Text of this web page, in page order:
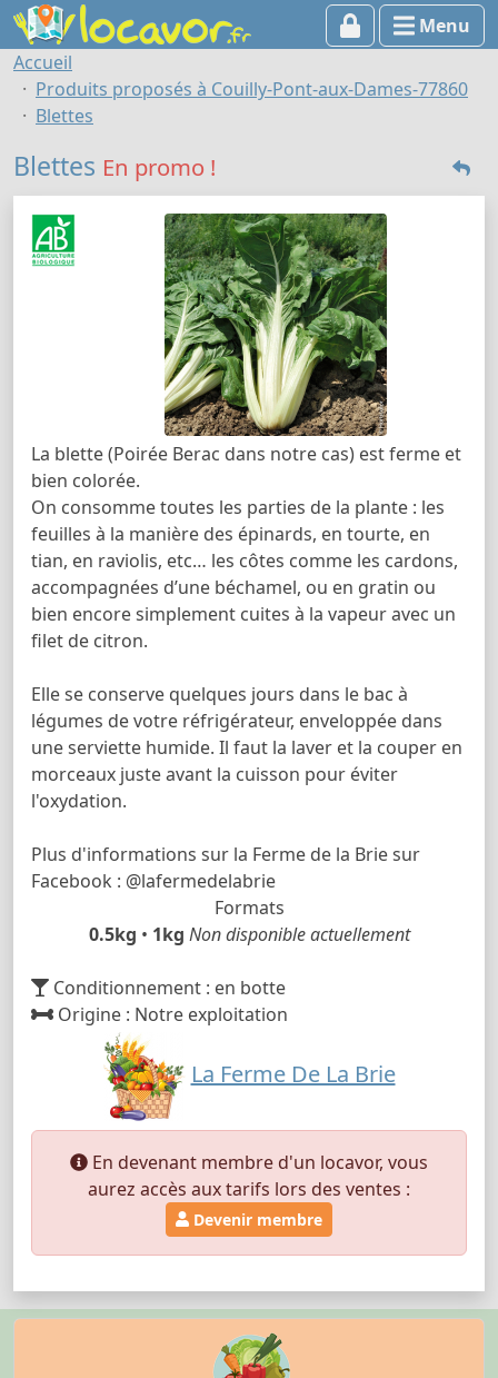
Menu
Accueil
Produits proposés à Couilly-Pont-aux-Dames-77860
Blettes
Blettes En promo !
La blette (Poirée Berac dans notre cas) est ferme et
bien colorée.
On consomme toutes les parties de la plante : les
feuilles à la manière des épinards, en tourte, en
tian, en raviolis, etc… les côtes comme les cardons,
accompagnées d’une béchamel, ou en gratin ou
bien encore simplement cuites à la vapeur avec un
filet de citron.
Elle se conserve quelques jours dans le bac à
légumes de votre réfrigérateur, enveloppée dans
une serviette humide. Il faut la laver et la couper en
morceaux juste avant la cuisson pour éviter
l'oxydation.
Plus d'informations sur la Ferme de la Brie sur
Facebook : @lafermedelabrie
Formats
0.5kg • 1kg Non disponible actuellement
Conditionnement : en botte
Origine : Notre exploitation
La Ferme De La Brie
En devenant membre d'un locavor, vous
aurez accès aux tarifs lors des ventes :
Devenir membre